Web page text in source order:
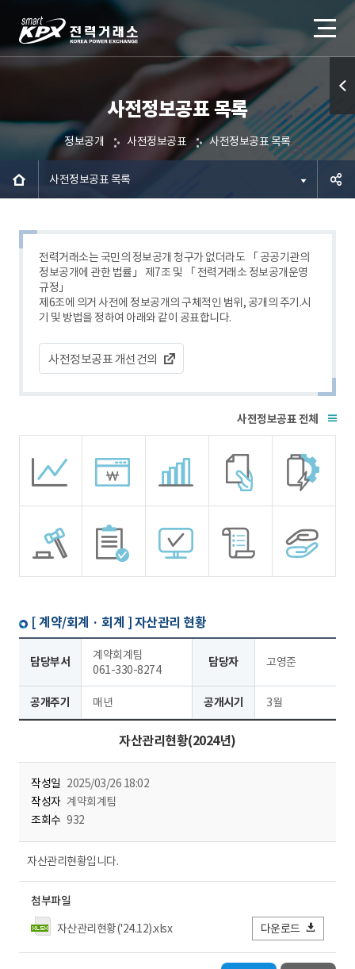
사전정보공표 목록
정보공개 사전정보공표 사전정보공표 목록
사전정보공표 목록
전력거래소는 국민의 정보공개 청구가 없더라도 「 공공기관의
정보공개에 관한 법률」 제7조 및 「 전력거래소 정보공개운영
규정」
제6조에 의거 사전에 정보공개의 구체적인 범위, 공개의 주기.시
기 및 방법을 정하여 아래와 같이 공표합니다.
사전정보공표 개선건의
전체
[ 계약/회계 · 회계 ] 자산관리 현황
담당부서
계약회계팀
061-330-8274
담당자 고영준
공개주기 매년 공개시기 3월
자산관리현황(2024년)
작성일 2025/03/26 18:02
작성자 계약회계팀
조회수 932
자산관리현황입니다.
첨부파일
자산관리현황('24.12).xlsx
다운로드
퀵메
뉴 열
기